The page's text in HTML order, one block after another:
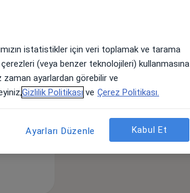
istatistikler için veri toplamak ve tarama
(veya benzer teknolojileri) kullanmasına
ayarlardan görebilir ve
Gizlilik Politikası ve Çerez Politikası.
Ayarları Düzenle Kabul Et